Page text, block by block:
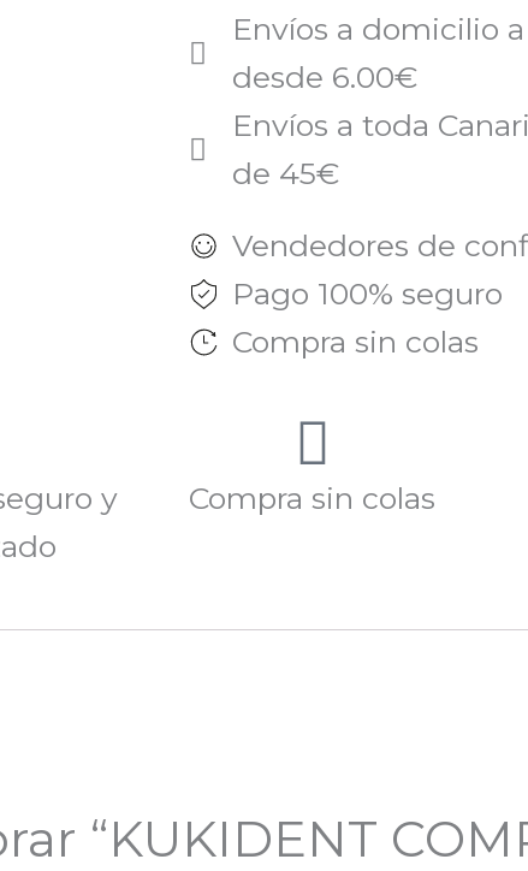
Envíos a domicilio
desde 6.00€
Envíos a toda
de 45€
Vendedores de
Pago 100% seguro
Compra sin colas
y
Compra sin colas
“KUKIDENT